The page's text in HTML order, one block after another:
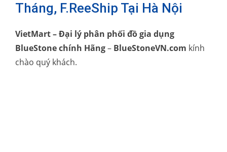
Tháng, F.reeShip Tại Hà Nội
VietMart – Đại lý phân phối đồ gia dụng
BlueStone chính Hãng– BlueStoneVN.com kính
chào quý khách.